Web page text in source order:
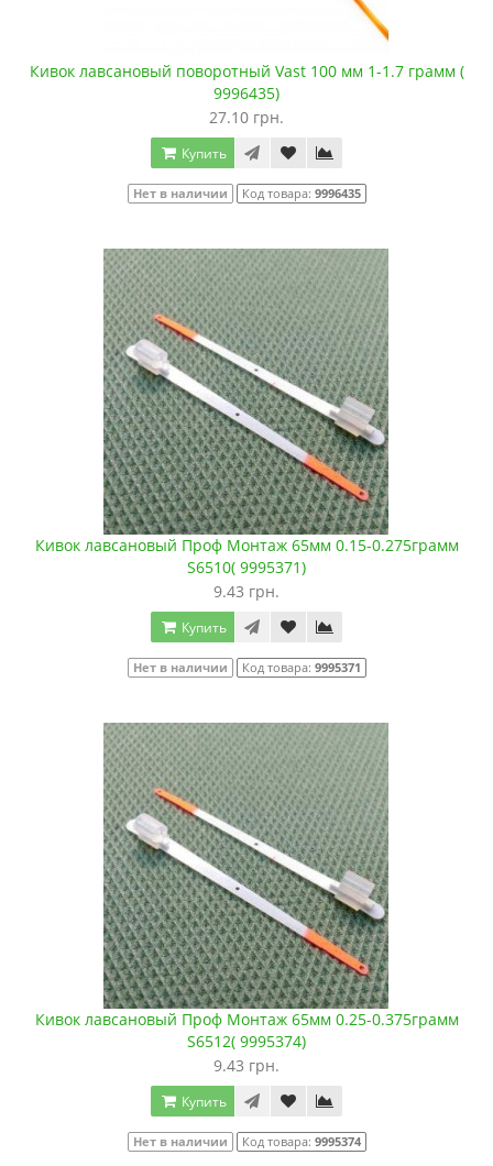
Кивок лавсановый поворотный Vast 100 мм 1-1.7 грамм (
9996435)
27.10 грн.
Купить
Нет в наличии Код товара: 9996435
Кивок лавсановый Проф Монтаж 65мм 0.15-0.275грамм
S6510( 9995371)
9.43 грн.
Купить
Нет в наличии Код товара: 9995371
Кивок лавсановый Проф Монтаж 65мм 0.25-0.375грамм
S6512( 9995374)
9.43 грн.
Купить
Нет в наличии Код товара: 9995374